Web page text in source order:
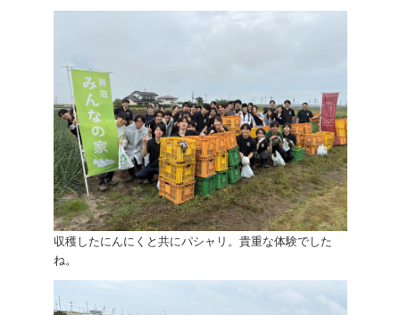
収穫したにんにくと共にパシャリ。貴重な体験でした
ね。